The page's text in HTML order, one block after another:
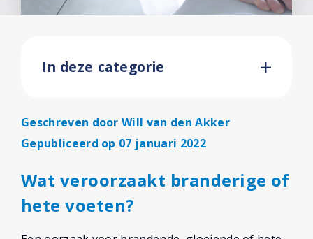
In deze categorie
Geschreven doorWill van den Akker
Gepubliceerd op 07 januari 2022
Wat veroorzaakt branderige of
hete voeten?